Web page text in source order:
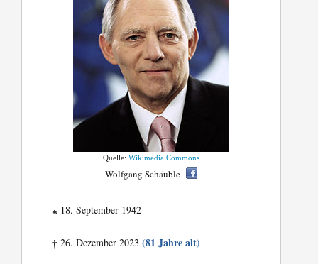
Quelle:Wikimedia Commons
Wolfgang Schäuble
* 18. September 1942
† 26. Dezember 2023(81 Jahre alt)